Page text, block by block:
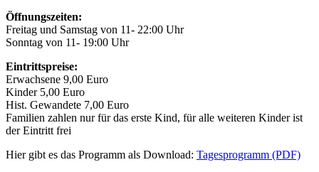
Öffnungszeiten:
Freitag und Samstag von 11- 22:00 Uhr
Sonntag von 11- 19:00 Uhr
Eintrittspreise:
Erwachsene 9,00 Euro
Kinder 5,00 Euro
Hist. Gewandete 7,00 Euro
Familien zahlen nur für das erste Kind, für alle weiteren Kinder ist
der Eintritt frei
Hier gibt es das Programm als Download: Tagesprogramm (PDF)